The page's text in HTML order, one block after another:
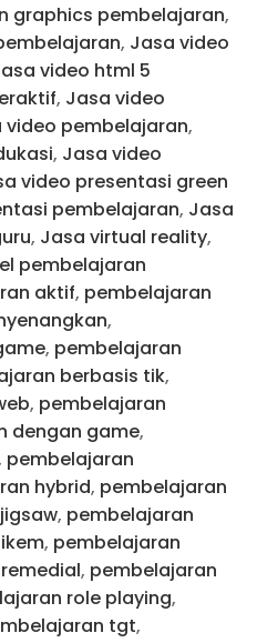
graphics pembelajaran,
, Jasa video
video html 5
, Jasa video
video pembelajaran,
, Jasa video
video presentasi green
pembelajaran, Jasa
, Jasa virtual reality,
pembelajaran
aktif, pembelajaran
,
, pembelajaran
berbasis tik,
, pembelajaran
dengan game,
pembelajaran
hybrid, pembelajaran
, pembelajaran
, pembelajaran
, pembelajaran
role playing,
tgt,